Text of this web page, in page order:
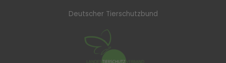
Deutscher Tierschutzbund